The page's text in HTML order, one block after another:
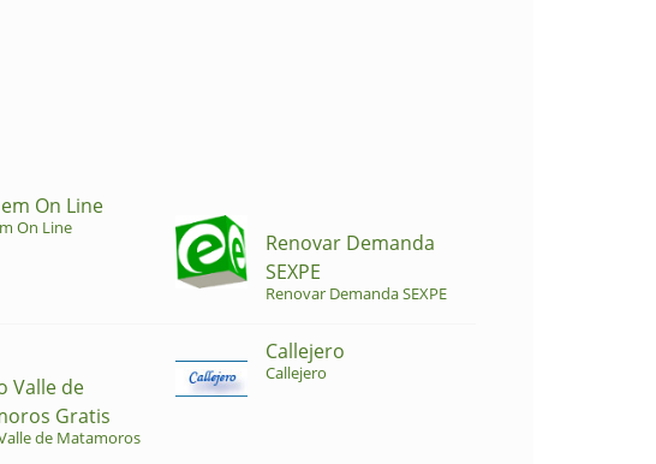
On Line
On Line
Renovar Demanda
SEXPE
Renovar Demanda SEXPE
Valle de
Gratis
de Matamoros
Callejero
Callejero